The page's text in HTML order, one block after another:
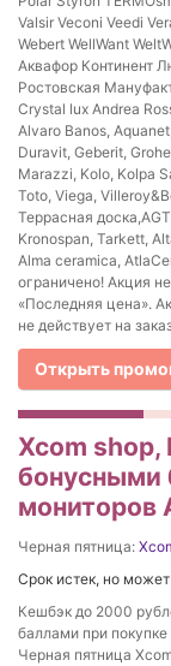
Valsir Veconi Veedi
Webert WellWant
Аквафор Континент
Ростовская
Crystal lux Andrea
Alvaro Banos,
Duravit, Geberit,
Marazzi, Kolo, Kolpa
Toto, Viega,
Террасная
Kronospan, Tarkett,
Alma ceramica,
ограничено! Акция
«Последняя цена».
не действует на
Открыть
Xcom
бонусными
мониторов
Черная пятница:
Срок истек, но
Кешбэк до 2000
баллами при
Черная пятница